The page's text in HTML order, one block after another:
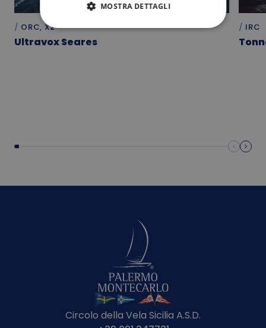
ORC, X2
Ultravox Seares
IRC
Circolo della Vela Sicilia A.S.D.
MOSTRA DETTAGLI